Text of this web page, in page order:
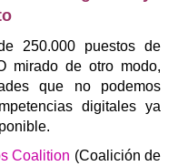
250.000 puestos de
mirado de otro modo,
que no podemos
digitales ya
Coalition (Coalición de